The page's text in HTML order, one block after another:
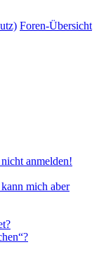
Foren-Übersicht
anmelden!
mich aber